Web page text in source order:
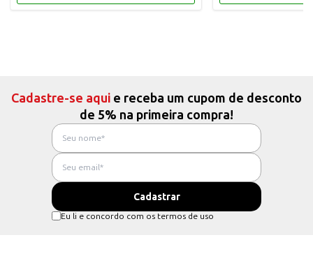
Cadastre-se aqui e receba um cupom de desconto
de 5% na primeira compra!
Eu li e concordo com os termos de uso